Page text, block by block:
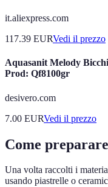
it.aliexpress.com
117.39 EURVedi il prezzo
Aquasanit Melody
Prod: Qf8100gr
desivero.com
7.00 EURVedi il prezzo
Come
Una volta raccolti i
usando piastrelle o